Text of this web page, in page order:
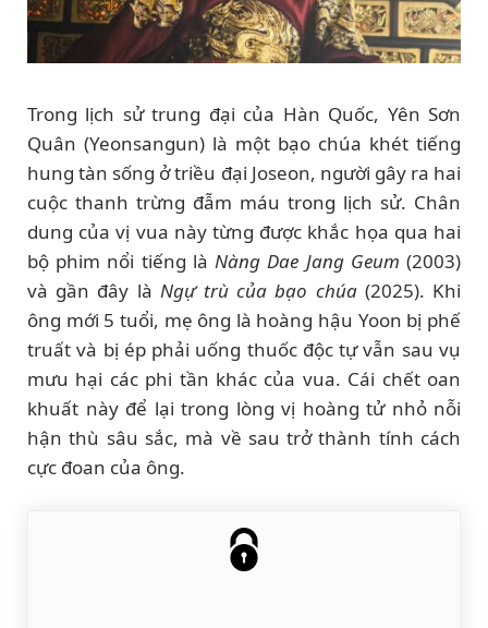
Trong lịch sử trung đại của Hàn Quốc, Yên Sơn
Quân (Yeonsangun) là một bạo chúa khét tiếng
hung tàn sống ở triều đại Joseon, người gây ra hai
cuộc thanh trừng đẫm máu trong lịch sử. Chân
dung của vị vua này từng được khắc họa qua hai
bộ phim nổi tiếng làNàng Dae Jang Geum (2003)
và gần đây là Ngự trù của bạo chúa(2025). Khi
ông mới 5 tuổi, mẹ ông là hoàng hậu Yoon bị phế
truất và bị ép phải uống thuốc độc tự vẫn sau vụ
mưu hại các phi tần khác của vua. Cái chết oan
khuất này để lại trong lòng vị hoàng tử nhỏ nỗi
hận thù sâu sắc, mà về sau trở thành tính cách
cực đoan của ông.